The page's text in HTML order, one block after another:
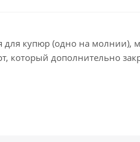
для купюр (одно на
дополнительно